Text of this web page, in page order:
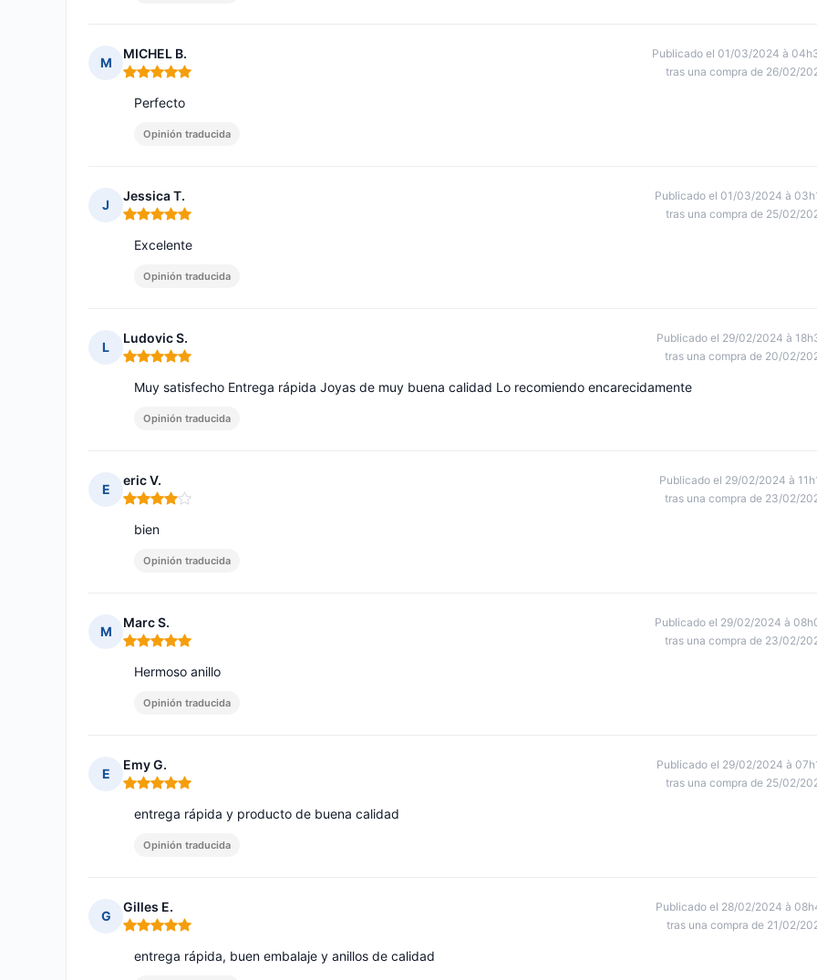
M
MICHEL B.
Nota: 5 de 5
Publicado el 01/03/2024 à
tras una compra de 26/02/
Perfecto
Opinión traducida
J
Jessica T.
Nota: 5 de 5
Publicado el 01/03/2024 à
tras una compra de 25/02/
Excelente
Opinión traducida
L
Ludovic S.
Nota: 5 de 5
Publicado el 29/02/2024 à
tras una compra de 20/02/
Muy satisfecho Entrega rápida Joyas de muy buena calidad Lo recomiendo encarecidamente
Opinión traducida
E
eric V.
Nota: 4 de 5
Publicado el 29/02/2024 à
tras una compra de 23/02/
bien
Opinión traducida
M
Marc S.
Nota: 5 de 5
Publicado el 29/02/2024 à
tras una compra de 23/02/
Hermoso anillo
Opinión traducida
E
Emy G.
Nota: 5 de 5
Publicado el 29/02/2024 à
tras una compra de 25/02/
entrega rápida y producto de buena calidad
Opinión traducida
G
Gilles E.
Nota: 5 de 5
Publicado el 28/02/2024 à
tras una compra de 21/02/
entrega rápida, buen embalaje y anillos de calidad